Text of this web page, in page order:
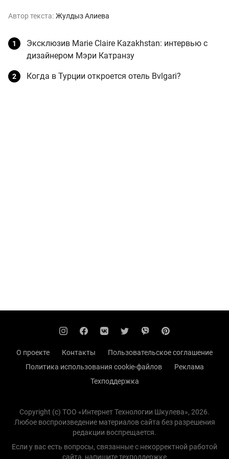
Автор текста: Жулдыз Алиева
Эксклюзив Marie Claire Kazakhstan: интервью с
дизайнером Мэри Катранзу
Когда в Турции откроется отель Bvlgari?
О проекте Контакты
Пользовательское соглашение
Политика использования cookie-файлов
Реклама
Техподдержка
Copyright (с) TOO «Интернет Технологии Шкулева», 2026.
Любое воспроизведение материалов сайта без разрешения
редакции воспрещается.
Если у вас есть вопросы, связанные с некорректной работой
сайта, напишитетехподдержке